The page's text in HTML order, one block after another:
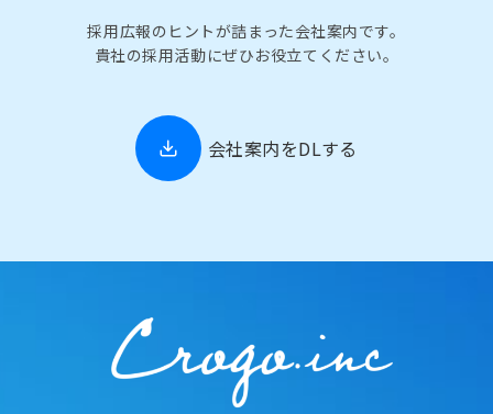
採用広報のヒントが詰まった会社案内です。
貴社の採用活動にぜひお役立てください。
会社案内をDLする